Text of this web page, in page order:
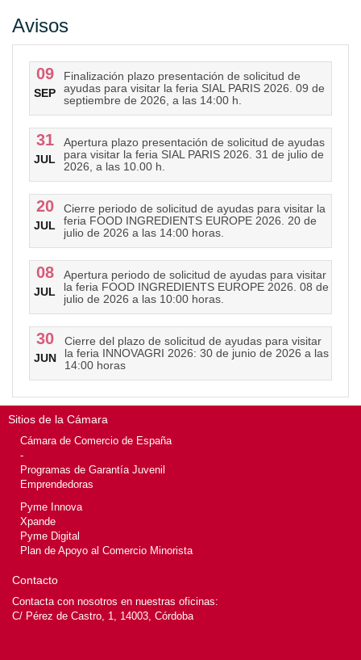
Avisos
09
SEP
Finalización plazo presentación de solicitud de
ayudas para visitar la feria SIAL PARIS 2026. 09 de
septiembre de 2026, a las 14:00 h.
31
JUL
Apertura plazo presentación de solicitud de ayudas
para visitar la feria SIAL PARIS 2026. 31 de julio de
2026, a las 10.00 h.
20
JUL
Cierre periodo de solicitud de ayudas para visitar la
feria FOOD INGREDIENTS EUROPE 2026. 20 de
julio de 2026 a las 14:00 horas.
08
JUL
Apertura periodo de solicitud de ayudas para visitar
la feria FOOD INGREDIENTS EUROPE 2026. 08 de
julio de 2026 a las 10:00 horas.
30
JUN
Cierre del plazo de solicitud de ayudas para visitar
la feria INNOVAGRI 2026: 30 de junio de 2026 a las
14:00 horas
Sitios de la Cámara
Cámara de Comercio de España
-
Programas de Garantía Juvenil
Emprendedoras
Pyme Innova
Xpande
Pyme Digital
Plan de Apoyo al Comercio Minorista
Contacto
Contacta con nosotros en nuestras oficinas:
C/ Pérez de Castro, 1, 14003, Córdoba